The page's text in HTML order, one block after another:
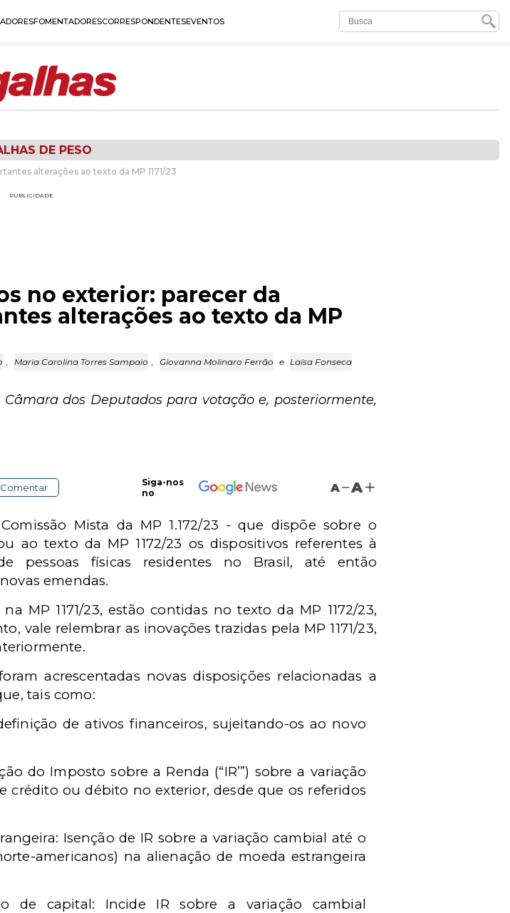
FOMENTADORESCORRESPONDENTESEVENTOS
DE PESO
alterações ao texto da MP 1171/23
PUBLICIDADE
no exterior: parecer da
alterações ao texto da MP
, Maria Carolina Torres Sampaio , Giovanna Molinaro Ferrão e Laísa Fonseca
dos Deputados para votação e, posteriormente,
Comentar
Siga-nos
no
A A
Mista da MP 1.172/23 - que dispõe sobre o
ao texto da MP 1172/23 os dispositivos referentes à
pessoas físicas residentes no Brasil, até então
emendas.
MP 1171/23, estão contidas no texto da MP 1172/23,
vale relembrar as inovações trazidas pela MP 1171/23,
acrescentadas novas disposições relacionadas a
tais como:
de ativos financeiros, sujeitando-os ao novo
do Imposto sobre a Renda (“IR’”) sobre a variação
ou débito no exterior, desde que os referidos
Isenção de IR sobre a variação cambial até o
americanos) na alienação de moeda estrangeira
de capital: Incide IR sobre a variação cambial